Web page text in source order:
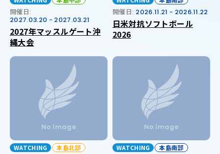
開催日:
2027.03.20 - 2027.03.21
2027年マッスルゲート沖
縄大会
開催日: 2026.11.21 - 2026.11.22
日米対抗ソフトボール
2026
WATCHING 本島北部 WATCHING 本島南部